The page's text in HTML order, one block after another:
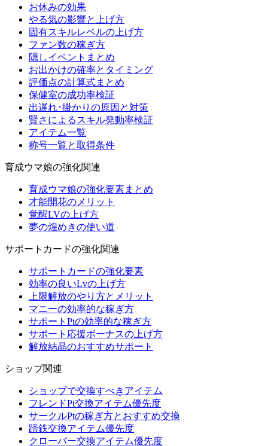
お休みの効果
やる気の影響と上げ方
固有スキルレベルの上げ方
ファン数の稼ぎ方
隠しイベントまとめ
お出かけの確率とタイミング
評価点の計算式まとめ
保健室の成功率検証
出遅れ･掛かりの原因と対策
賢さによるスキル発動率検証
アイテム一覧
称号一覧と取得条件
育成ウマ娘の強化関連
育成ウマ娘の強化要素まとめ
才能開花のメリット
覚醒LVの上げ方
夢の煌めきの使い道
サポートカードの強化関連
サポートカードの強化要素
効率の良いLvの上げ方
上限解放のやり方とメリット
マニーの効率的な稼ぎ方
サポートPtの効率的な稼ぎ方
サポート応援ボーナスの上げ方
解放結晶のおすすめサポート
ショップ関連
ショップで交換すべきアイテム
フレンドPt交換アイテム優先度
サークルPtの稼ぎ方とおすすめ交換
蹄鉄交換アイテム優先度
クローバー交換アイテム優先度